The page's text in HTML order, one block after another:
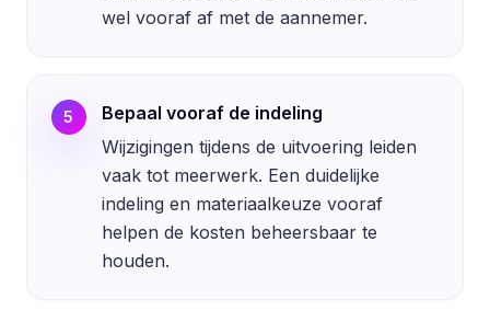
wel vooraf af met de aannemer.
5
Bepaal vooraf de indeling
Wijzigingen tijdens de uitvoering leiden
vaak tot meerwerk. Een duidelijke
indeling en materiaalkeuze vooraf
helpen de kosten beheersbaar te
houden.